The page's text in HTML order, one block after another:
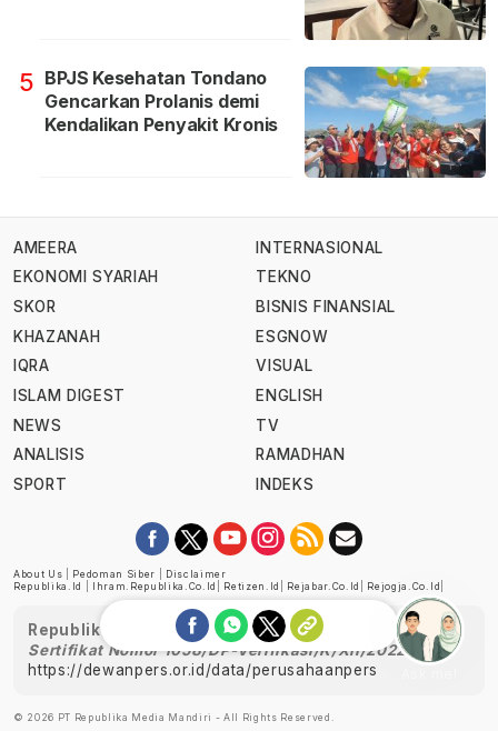
5 BPJS Kesehatan Tondano
Gencarkan Prolanis demi
Kendalikan Penyakit Kronis
AMEERA
EKONOMI SYARIAH
SKOR
KHAZANAH
IQRA
ISLAM DIGEST
NEWS
ANALISIS
SPORT
INTERNASIONAL
TEKNO
BISNIS FINANSIAL
ESGNOW
VISUAL
ENGLISH
TV
RAMADHAN
INDEKS
About Us Pedoman Siber
Disclaimer
Republika.id
Ihram.republika.co.id Retizen.id Rejabar.co.id Rejogja.co.id
Republika telah diverifikasi oleh Dewan Pers
Sertifikat Nomor 1058/DP-Verifikasi/K/XII/2022
https://dewanpers.or.id/data/perusahaanpers
© 2026 PT Republika Media Mandiri - All Rights Reserved.